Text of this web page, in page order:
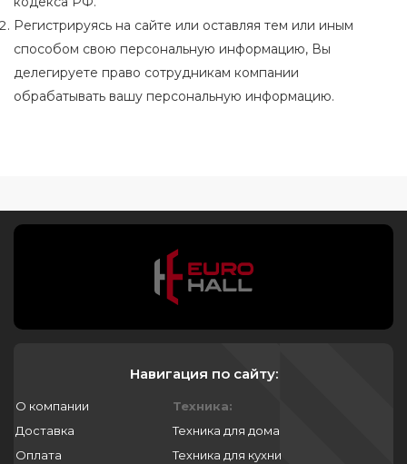
Регистрируясь на сайте или оставляя тем или иным
способом свою персональную информацию, Вы
делегируете право сотрудникам компании
обрабатывать вашу персональную информацию.
Навигация по сайту:
О компании
Доставка
Оплата
Техника:
Техника для дома
Техника для кухни